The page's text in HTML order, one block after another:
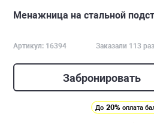
Менажница на стальной
Артикул: 16394 Заказали 113 раз
Забронировать
До 20% оплата